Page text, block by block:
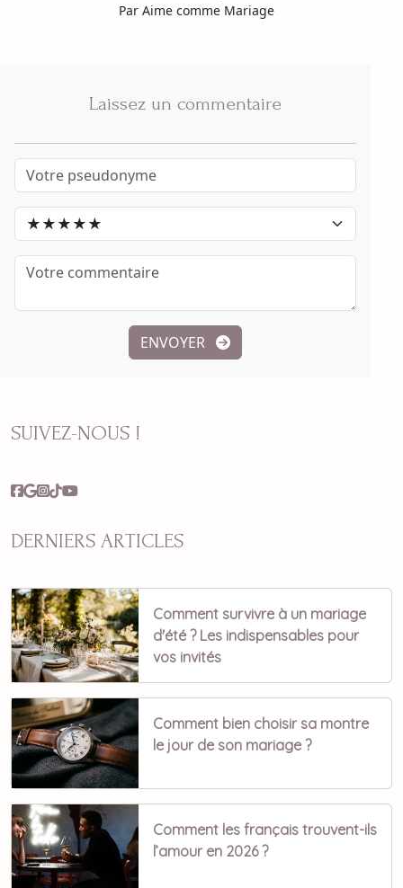
Par Aime comme Mariage
Laissez un commentaire
ENVOYER
SUIVEZ-NOUS !
DERNIERS ARTICLES
Comment survivre à un mariage
d'été ? Les indispensables pour
vos invités
Comment bien choisir sa montre
le jour de son mariage ?
Comment les français trouvent-ils
l’amour en 2026 ?